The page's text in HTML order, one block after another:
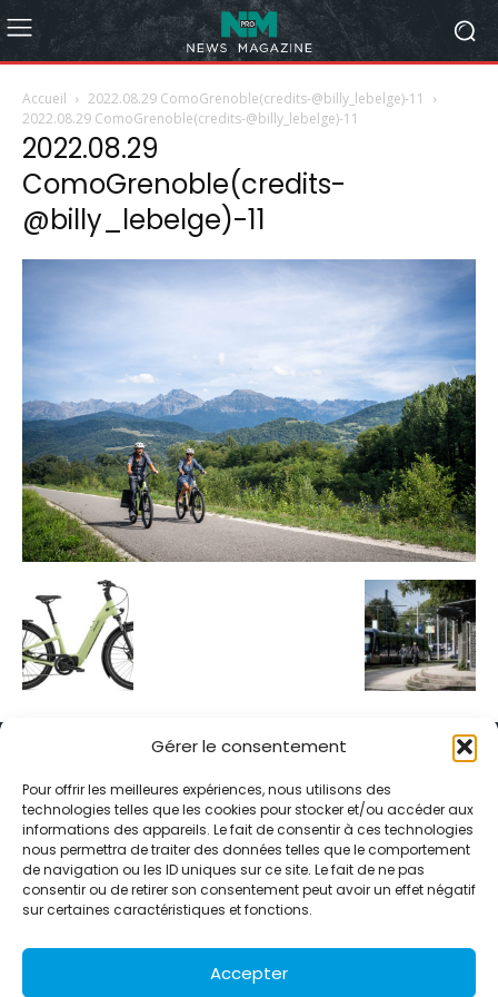
Gérer le consentement
Pour offrir les meilleures expériences, nous utilisons des
technologies telles que les cookies pour stocker et/ou accéder aux
informations des appareils. Le fait de consentir à ces technologies
nous permettra de traiter des données telles que le comportement
de navigation ou les ID uniques sur ce site. Le fait de ne pas
consentir ou de retirer son consentement peut avoir un effet négatif
sur certaines caractéristiques et fonctions.
Accepter
Accueil
2022.08.29 ComoGrenoble(credits-@billy_lebelge)-11
2022.08.29 ComoGrenoble(credits-@billy_lebelge)-11
2022.08.29
ComoGrenoble(credits-
@billy_lebelge)-11
Alternative Média est une agence de relations presse et de
relations publiques basée à Grenoble. Depuis 1995, elle conçoit et
pilote des stratégies de visibilité en France et à l’international
grâce à un réseau d’agences partenaires.